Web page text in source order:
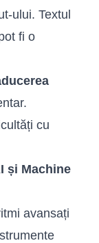
ului. Textul
fi o
cu
și Machine
avansați